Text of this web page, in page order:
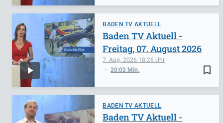
BADEN TV AKTUELL
bookmark_border
7. Aug. 2026 18:26
20:02 Min.
Baden TV Aktuell -
Freitag, 07. August 2026
BADEN TV AKTUELL
Baden TV Aktuell -